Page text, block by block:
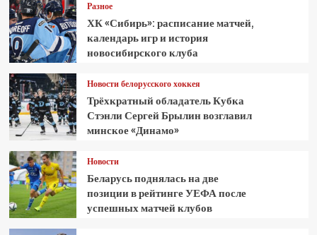
Разное
ХК «Сибирь»: расписание матчей,
календарь игр и история
новосибирского клуба
Новости белорусского хоккея
Трёхкратный обладатель Кубка
Стэнли Сергей Брылин возглавил
минское «Динамо»
Новости
Беларусь поднялась на две
позиции в рейтинге УЕФА после
успешных матчей клубов